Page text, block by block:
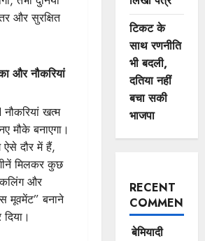
और सुरक्षित
और नौकरियां
खत्म
मौके बनाएगा।
ऐसे दौर में हैं,
मिलकर कुछ
और
मूवमेंट” बनाने
टिकट के
साथ रणनीति
भी बदली,
दतिया नहीं
बचा सकी
भाजपा
RECENT
COMMENTS
बेमियादी